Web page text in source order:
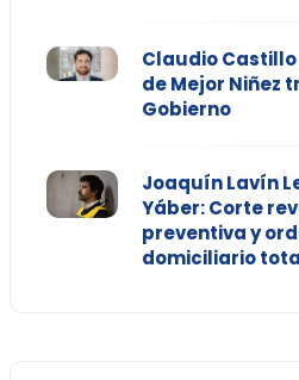
Claudio
de Mejor Niñez
Gobierno
Joaquín Lavín
Yáber: Corte
preventiva y
domiciliario